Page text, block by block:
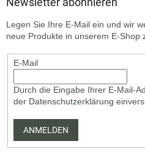
Legen Sie Ihre E-Mail ein und wir
neue Produkte in unserem E-Shop
E-Mail
Durch die Eingabe Ihrer E-Mail-
der Datenschutzerklärung
ANMELDEN